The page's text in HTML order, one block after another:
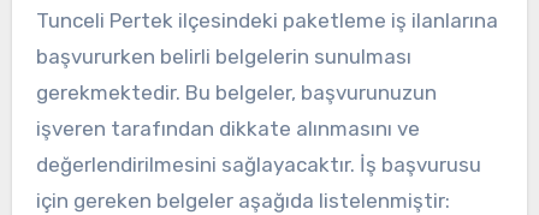
Tunceli Pertek ilçesindeki paketleme iş ilanlarına
başvururken belirli belgelerin sunulması
gerekmektedir. Bu belgeler, başvurunuzun
işveren tarafından dikkate alınmasını ve
değerlendirilmesini sağlayacaktır. İş başvurusu
için gereken belgeler aşağıda listelenmiştir: